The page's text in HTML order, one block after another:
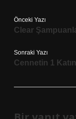
Önceki Yazı
Clear
Sonraki Yazı
Cennetin 1